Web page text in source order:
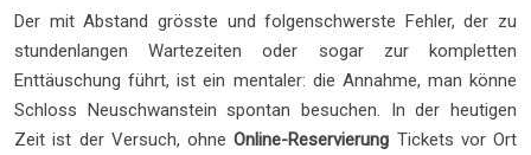
Der mit Abstand grösste und folgenschwerste Fehler, der zu
stundenlangen Wartezeiten oder sogar zur kompletten
Enttäuschung führt, ist ein mentaler: die Annahme, man könne
Schloss Neuschwanstein spontan besuchen. In der heutigen
Zeit ist der Versuch, ohneOnline-Reservierung Tickets vor Ort